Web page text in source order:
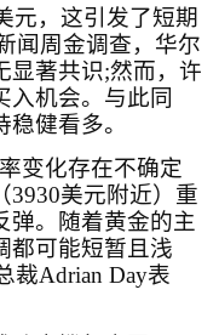
元，这引发了短期
闻周金调查，华尔
显著共识;然而，许
入机会。与此同
健看多。
变化存在不确定
3930美元附近）重
弹。随着黄金的主
都可能短暂且浅
裁Adrian Day表